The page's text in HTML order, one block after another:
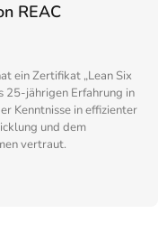
REAC
ein Zertifikat „Lean Six
25-jährigen Erfahrung in
Kenntnisse in effizienter
und dem
vertraut.